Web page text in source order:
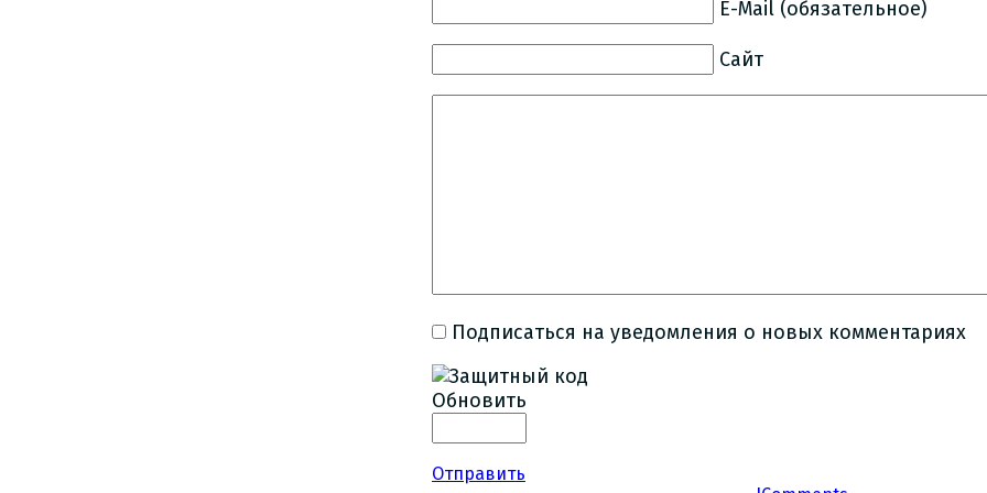
E-Mail (обязательное)
Сайт
Подписаться на уведомления о новых комментариях
Обновить
Отправить